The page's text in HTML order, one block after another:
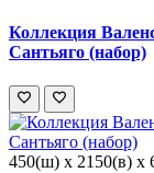
Коллекция
Сантьяго (набор)
450(ш) x 2150(в) x